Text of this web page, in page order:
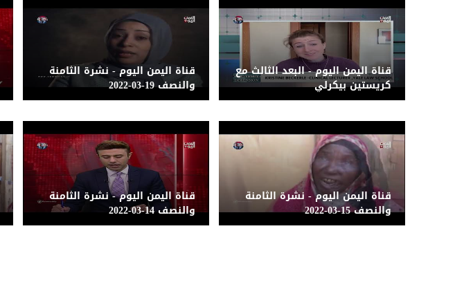
قناة اليمن اليوم - البعد الثالث مع
كريستين بيكرلي
قناة اليمن اليوم - نشرة الثامنة
والنصف 19-03-2022
قناة اليمن اليوم - نشرة الثامنة
والنصف 15-03-2022
قناة اليمن اليوم - نشرة الثامنة
والنصف 14-03-2022